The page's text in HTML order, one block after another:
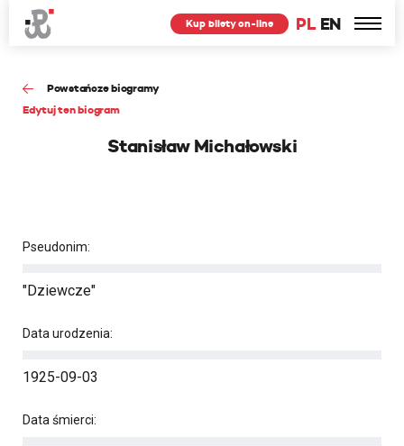
PL EN
Kup bilety on-line
Powstańcze biogramy
Edytuj ten biogram
Stanisław Michałowski
Pseudonim:
"Dziewcze"
Data urodzenia:
1925-09-03
Data śmierci: